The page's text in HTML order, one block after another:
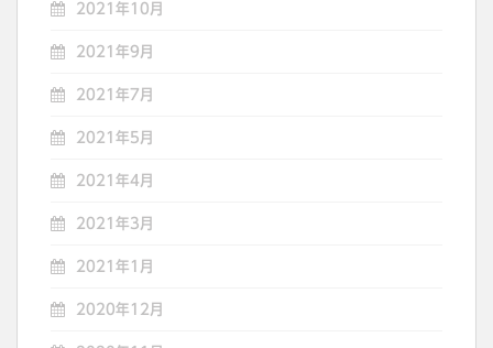
2021年10月
2021年9月
2021年7月
2021年5月
2021年4月
2021年3月
2021年1月
2020年12月